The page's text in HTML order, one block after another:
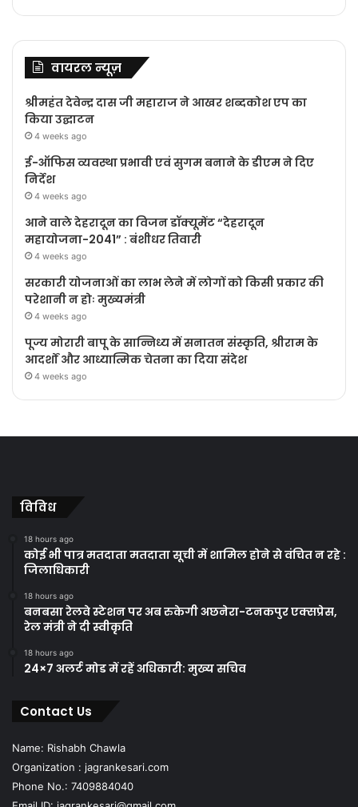
वायरल न्यूज़
श्रीमहंत देवेन्द्र दास जी महाराज ने आखर शब्दकोश एप का
किया उद्घाटन
4 weeks ago
ई-ऑफिस व्यवस्था प्रभावी एवं सुगम बनाने के डीएम ने दिए
निर्देश
4 weeks ago
आने वाले देहरादून का विजन डॉक्यूमेंट “देहरादून
महायोजना-2041” : बंशीधर तिवारी
4 weeks ago
सरकारी योजनाओं का लाभ लेने में लोगों को किसी प्रकार की
परेशानी न होः मुख्यमंत्री
4 weeks ago
पूज्य मोरारी बापू के सान्निध्य में सनातन संस्कृति, श्रीराम के
आदर्शों और आध्यात्मिक चेतना का दिया संदेश
4 weeks ago
विविध
18 hours ago
कोई भी पात्र मतदाता मतदाता सूची में शामिल होने से वंचित न रहे :
जिलाधिकारी
18 hours ago
बनबसा रेलवे स्टेशन पर अब रुकेगी अछनेरा-टनकपुर एक्सप्रेस,
रेल मंत्री ने दी स्वीकृति
18 hours ago
24×7 अलर्ट मोड में रहें अधिकारी: मुख्य सचिव
Contact Us
Name: Rishabh Chawla
Organization : jagrankesari.com
Phone No.: 7409884040